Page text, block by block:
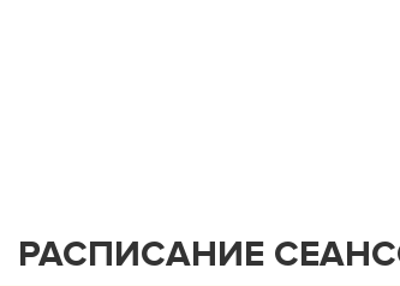
РАСПИСАНИЕ